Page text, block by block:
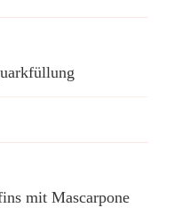
mit Mascarpone